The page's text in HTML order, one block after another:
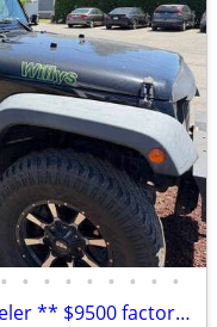
• • • • • • • • •
2016 Jeep Wrangler **Willys Wheeler ** $9500 factory option package